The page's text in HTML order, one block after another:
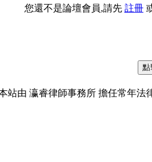
您還不是論壇會員,請先 註冊
站由 瀛睿律師事務所 擔任常年法